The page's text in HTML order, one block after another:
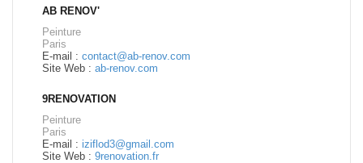
AB RENOV'
Peinture
Paris
E-mail : contact@ab-renov.com
Site Web : ab-renov.com
9RENOVATION
Peinture
Paris
E-mail : iziflod3@gmail.com
Site Web : 9renovation.fr